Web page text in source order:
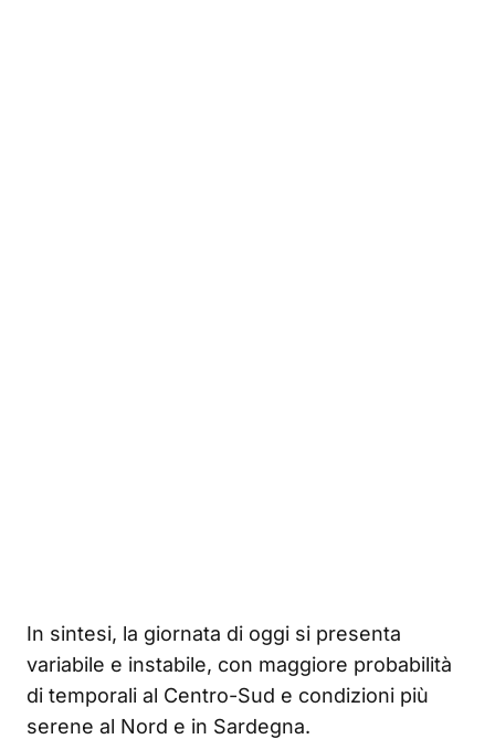
In sintesi, la giornata di oggi si presenta
variabile e instabile, con maggiore probabilità
di temporali al Centro-Sud e condizioni più
serene al Nord e in Sardegna.